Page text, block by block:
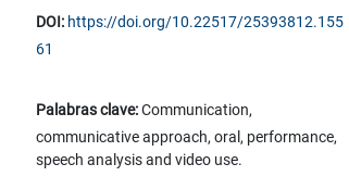
DOI: https://doi.org/10.22517/25393812.155
61
Palabras clave:Communication,
communicative approach, oral, performance,
speech analysis and video use.